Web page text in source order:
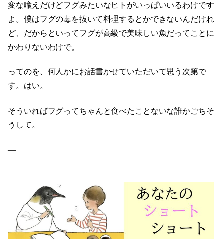
変な喩えだけどフグみたいなヒトがいっぱいいるわけです
よ。僕はフグの毒を抜いて料理するとかできないんだけれ
ど、だからといってフグが高級で美味しい魚だってことに
かわりないわけで。
ってのを、何人かにお話書かせていただいて思う次第で
す。はい。
そういればフグってちゃんと食べたことないな誰かごちそ
うして。
—